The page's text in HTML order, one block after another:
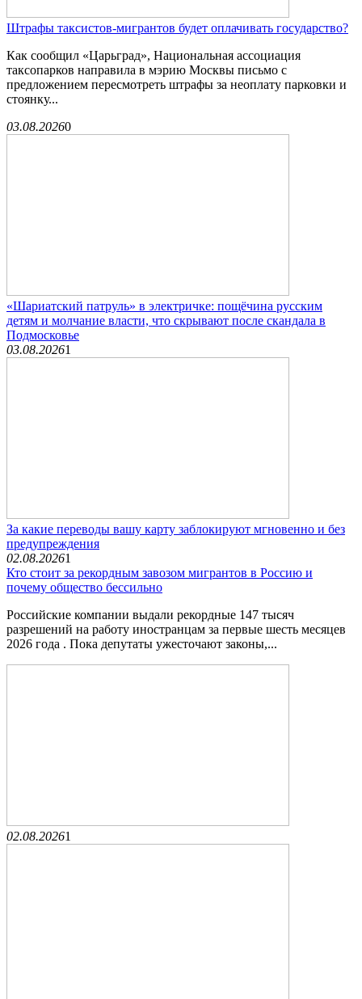
Штрафы таксистов-мигрантов будет оплачивать государство?
Как сообщил «Царьград», Национальная ассоциация
таксопарков направила в мэрию Москвы письмо с
предложением пересмотреть штрафы за неоплату парковки и
стоянку...
03.08.20260
«Шариатский патруль» в электричке: пощёчина русским
детям и молчание власти, что скрывают после скандала в
Подмосковье
03.08.20261
За какие переводы вашу карту заблокируют мгновенно и без
предупреждения
02.08.20261
Кто стоит за рекордным завозом мигрантов в Россию и
почему общество бессильно
Российские компании выдали рекордные 147 тысяч
разрешений на работу иностранцам за первые шесть месяцев
2026 года . Пока депутаты ужесточают законы,...
02.08.20261